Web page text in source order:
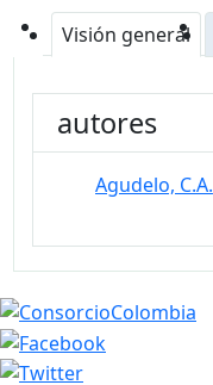
Visión general
autores
Agudelo, C.A.